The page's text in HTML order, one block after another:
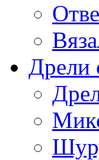
Дрели